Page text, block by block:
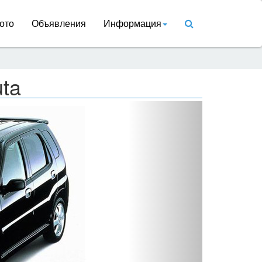
Объявления Информация